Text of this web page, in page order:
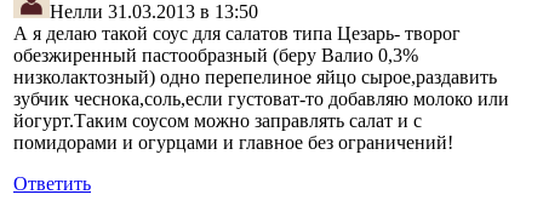
Нелли 31.03.2013 в 13:50
А я делаю такой соус для салатов типа Цезарь- творог
обезжиренный пастообразный (беру Валио 0,3%
низколактозный) одно перепелиное яйцо сырое,раздавить
зубчик чеснока,соль,если густоват-то добавляю молоко или
йогурт.Таким соусом можно заправлять салат и с
помидорами и огурцами и главное без ограничений!
Ответить